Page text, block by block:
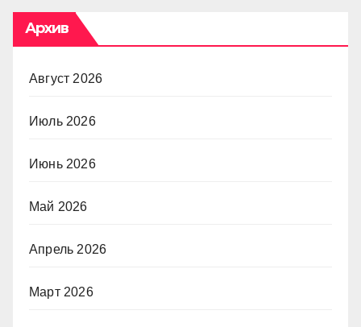
Архив
Август 2026
Июль 2026
Июнь 2026
Май 2026
Апрель 2026
Март 2026